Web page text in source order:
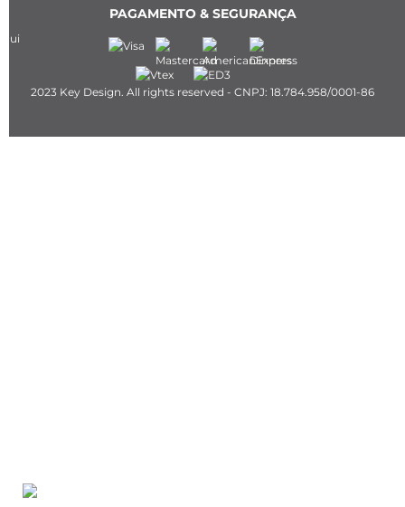
PAGAMENTO & SEGURANÇA
2023 Key Design. All rights reserved - CNPJ: 18.784.958/0001-86